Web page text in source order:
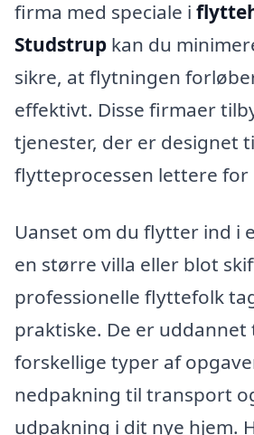
firma med speciale i
Studstrup kan du
sikre, at flytningen
effektivt. Disse firmaer
tjenester, der er designet
flytteprocessen lettere for
Uanset om du flytter ind i
en større villa eller blot
professionelle flyttefolk
praktiske. De er
forskellige typer af
nedpakning til transport
udpakning i dit nye hjem.